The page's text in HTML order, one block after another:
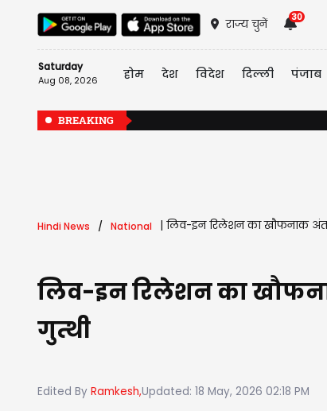
राज्य चुनें
30
Saturday
Aug 08, 2026 होम देश विदेश दिल्ली पंजाब
BREAKING
Hindi News National लिव-इन रिलेशन का खौफनाक अंत:
लिव-इन रिलेशन का
गुत्थी
Edited By Ramkesh,Updated: 18 May, 2026 02:18 PM